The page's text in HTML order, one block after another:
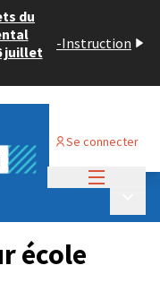
du
juillet
-Instruction
Se connecter
école